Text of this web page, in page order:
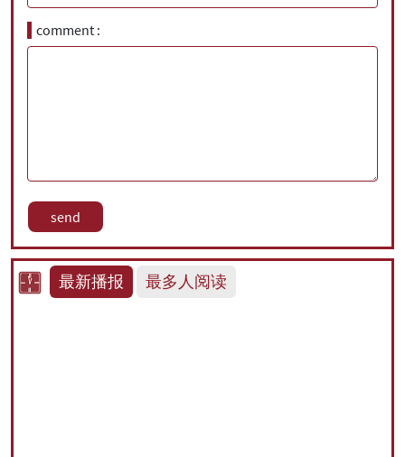
comment
最新播报 最多人阅读